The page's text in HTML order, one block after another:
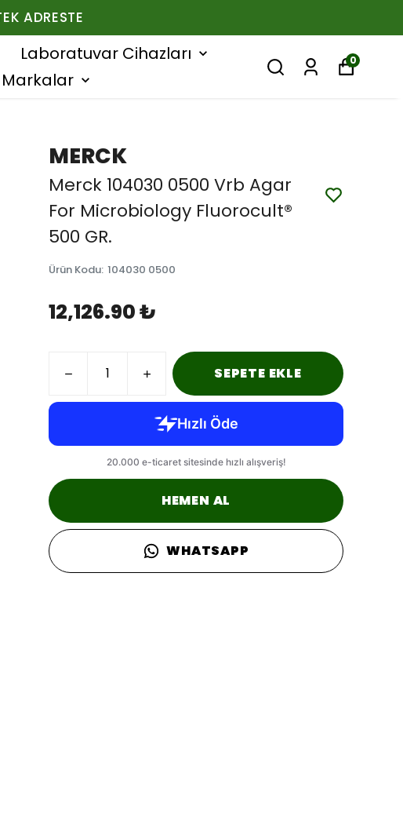
ADRESTE
Laboratuvar Cihazları
Markalar
0
MERCK
Merck 104030 0500 Vrb Agar
For Microbiology Fluorocult®
500 GR.
Ürün Kodu: 104030 0500
12,126.90 ₺
SEPETE EKLE
HEMEN AL
WHATSAPP